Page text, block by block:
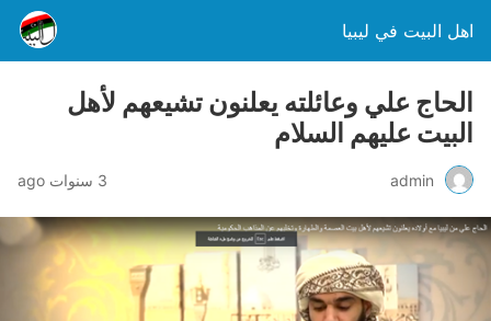
اهل البيت في ليبيا
الحاج علي وعائلته يعلنون تشيعهم لأهل
البيت عليهم السلام
admin 3 سنوات ago